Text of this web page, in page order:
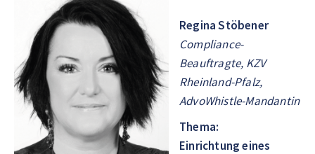
Regina Stöbener
Compliance-
Beauftragte, KZV
Rheinland-Pfalz,
AdvoWhistle-Mandantin
Thema:
Einrichtung eines